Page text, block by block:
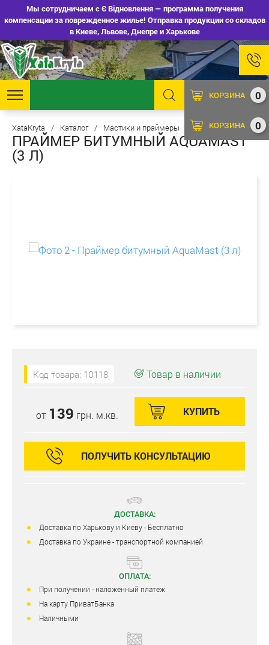
Мы сотрудничаем с Є Відновлення — программа получения
компенсации за поврежденное жилье! Отправка продукции со складов
в Киеве, Львове, Днепре и Харькове
0
КОРЗИНА
0
КОРЗИНА
XataKryta / Каталог / Мастики и праймеры Праймеры
ПРАЙМЕР БИТУМНЫЙ AQUAMAST
(3 Л)
Код товара: 10118 Товар в наличии
от 139 грн. м.кв. КУПИТЬ
ПОЛУЧИТЬ КОНСУЛЬТАЦИЮ
ДОСТАВКА:
Доставка по Харькову и Киеву - Бесплатно
Доставка по Украине - транспортной компанией
ОПЛАТА:
При получении - наложенный платеж
На карту ПриватБанка
Наличными